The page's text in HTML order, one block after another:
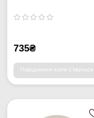
735₴
Повідомити коли з'явиться